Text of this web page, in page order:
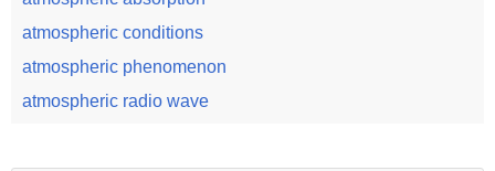
atmospheric conditions
atmospheric phenomenon
atmospheric radio wave